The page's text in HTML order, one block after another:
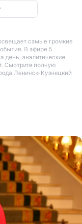
самые громкие
В эфире 5
день, аналитические
Смотрите полную
Ленинск-Кузнецкий